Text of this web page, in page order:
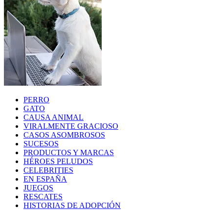
PERRO
GATO
CAUSA ANIMAL
VIRALMENTE GRACIOSO
CASOS ASOMBROSOS
SUCESOS
PRODUCTOS Y MARCAS
HÉROES PELUDOS
CELEBRITIES
EN ESPAÑA
JUEGOS
RESCATES
HISTORIAS DE ADOPCIÓN